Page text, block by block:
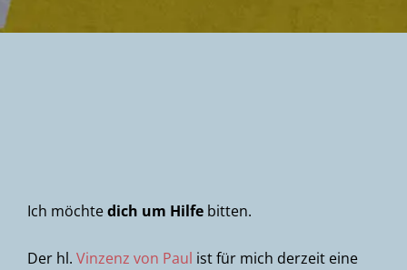
Ich möchtedich um Hilfe bitten.
Der hl. Vinzenz von Paul ist für mich derzeit eine